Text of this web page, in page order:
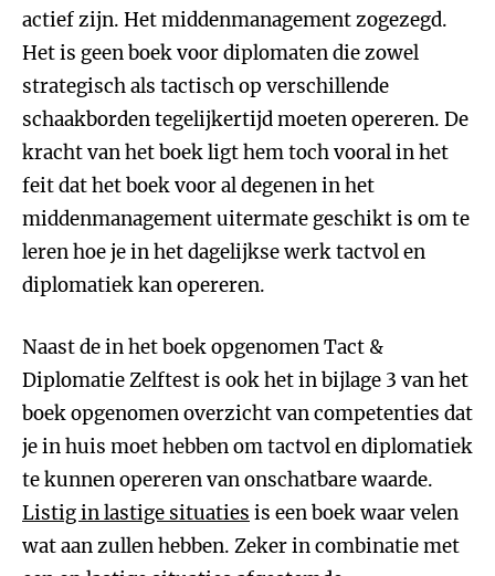
actief zijn. Het middenmanagement zogezegd.
Het is geen boek voor diplomaten die zowel
strategisch als tactisch op verschillende
schaakborden tegelijkertijd moeten opereren. De
kracht van het boek ligt hem toch vooral in het
feit dat het boek voor al degenen in het
middenmanagement uitermate geschikt is om te
leren hoe je in het dagelijkse werk tactvol en
diplomatiek kan opereren.
Naast de in het boek opgenomen Tact &
Diplomatie Zelftest is ook het in bijlage 3 van het
boek opgenomen overzicht van competenties dat
je in huis moet hebben om tactvol en diplomatiek
te kunnen opereren van onschatbare waarde.
Listig in lastige situaties is een boek waar velen
wat aan zullen hebben. Zeker in combinatie met